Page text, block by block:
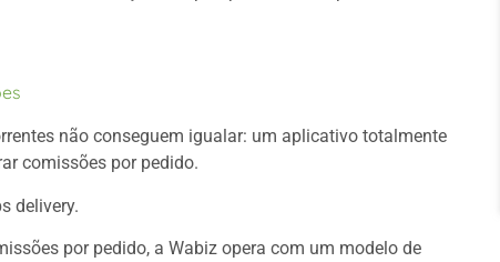
não conseguem igualar: um aplicativo totalmente
comissões por pedido.
delivery.
por pedido, a Wabiz opera com um modelo de